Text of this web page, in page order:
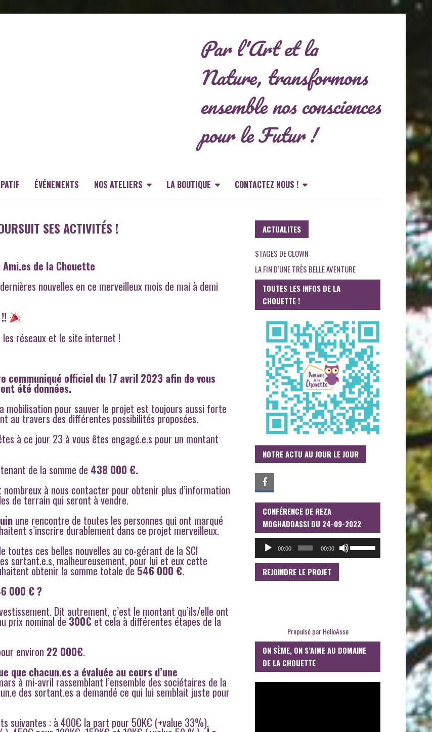
Par l'Art et la
Nature, transformons
ensemble nos consciences
pour le Futur !
ÉVÉNEMENTS NOS ATELIERS LA BOUTIQUE CONTACTEZ NOUS !
SES ACTIVITÉS !
de la Chouette
nouvelles en ce merveilleux mois de mai à demi
réseaux et le site internet !
communiqué officiel du 17 avril 2023 afin de vous
été données.
mobilisation pour sauver le projet est toujours aussi forte
au travers des différentes possibilités proposées.
à ce jour 23 à vous êtes engagé.e.s pour un montant
de la somme de 438 000 €.
à nous contacter pour obtenir plus d’information
de terrain qui seront à vendre.
une rencontre de toutes les personnes qui ont marqué
s’inscrire durablement dans ce projet merveilleux.
toutes ces belles nouvelles au co-gérant de la SCI
sortant.e.s, malheureusement, pour lui et eux cette
obtenir la somme totale de 546 000 €.
000 € ?
Dit autrement, c’est le montant qu’ils/elle ont
prix nominal de 300€et cela à différentes étapes de la
environ 22 000€.
chacun.es a évaluée au cours d’une
à mi-avril rassemblant l’ensemble des sociétaires de la
des sortant.es a demandé ce qui lui semblait juste pour
suivantes : à 400€ la part pour 50K€ (+value 33%),
ACTUALITES
STAGES DE CLOWN
LA FIN D’UNE TRÈS BELLE AVENTURE
TOUTES LES INFOS DE LA
CHOUETTE !
NOTRE ACTU AU JOUR LE JOUR
CONFÉRENCE DE REZA
MOGHADDASSI DU 24-09-2022
LECTEUR
00:00 00:00
LES
FLÈCHES
REJOINDRE LE PROJET
Propulsé parHelloAsso
ON SÈME, ON S’AIME AU DOMAINE
DE LA CHOUETTE